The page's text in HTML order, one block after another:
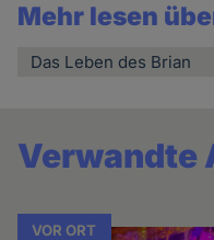
Mehr lesen
Das Leben des Brian
Verwandte
VOR ORT